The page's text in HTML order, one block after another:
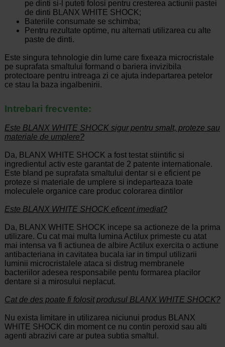
pe dinti si-l puteti folosi pentru cresterea actiunii pastei
de dinti BLANX WHITE SHOCK;
Bateriile consumate se schimba;
Pentru rezultate optime, nu alternati utilizarea cu alte
paste de dinti.
Este singura tehnologie din lume care fixeaza microcristale
pe suprafata smaltului formand o bariera invizibila
protectoare pentru intreaga zi ce ajuta indepartarea petelor
ce stau la baza ingalbenirii.
Intrebari frecvente:
Este BLANX WHITE SHOCK sigur pentru smalt, proteze sau
materiale de umplere?
Da, BLANX WHITE SHOCK a fost testat stiintific si
ingredientul activ este garantat de 2 patente internationale.
Este bland pe suprafata smaltului dentar si e eficient pe
proteze si materiale de umplere si indeparteaza toate
moleculele organice care produc colorarea dintilor
Este BLANX WHITE SHOCK eficent imediat?
Da, BLANX WHITE SHOCK incepe sa actioneze de la prima
utilizare. Cu cat mai multa lumina Actilux primeste cu atat
mai intensa va fi actiunea de albire Actilux exercita o actiune
antibacteriana in cavitatea bucala iar in timpul utilizarii
luminii microcristalele ataca si distrug membranele
bacteriilor adesea responsabile pentu formarea placilor
dentare si a mirosului neplacut.
Cat de des poate fi folosit produsul BLANX WHITE SHOCK?
Nu exista limitare in utilizarea niciunui produs BLANX
WHITE SHOCK din moment ce nu contin peroxid sau alti
agenti abrazivi care ar putea subtia smaltul.